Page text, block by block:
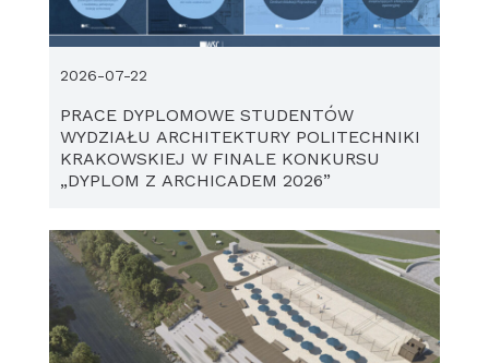
PRACE DYPLOMOWE STUDENTÓW
WYDZIAŁU ARCHITEKTURY POLITECHNIKI
KRAKOWSKIEJ W FINALE KONKURSU
„DYPLOM Z ARCHICADEM 2026”
2026-07-22